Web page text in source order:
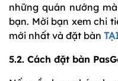
những quán nướng
bạn. Mời bạn xem chi
mới nhất và đặt bàn
5.2. Cách đặt bàn